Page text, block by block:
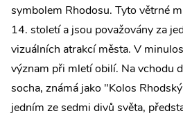
symbolem Rhodosu. Tyto větrné
14. století a jsou považovány za
vizuálních atrakcí města. V
význam při mletí obilí. Na vchodu
socha, známá jako "Kolos
jedním ze sedmi divů světa,